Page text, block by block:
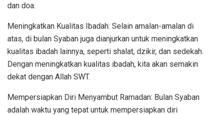
dan doa.
Meningkatkan Kualitas Ibadah: Selain amalan-amalan di
atas, di bulan Syaban juga dianjurkan untuk meningkatkan
kualitas ibadah lainnya, seperti shalat, dzikir, dan sedekah.
Dengan meningkatkan kualitas ibadah, kita akan semakin
dekat dengan Allah SWT.
Mempersiapkan Diri Menyambut Ramadan: Bulan Syaban
adalah waktu yang tepat untuk mempersiapkan diri